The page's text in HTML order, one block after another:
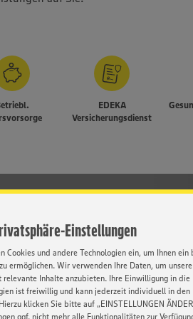
Einstellungen
Cookies und andere Technologien ein, um Ihnen
ermöglichen. Wir verwenden Ihre Daten, um
relevante Inhalte anzubieten. Ihre Einwilligung in die
ist freiwillig und kann jederzeit individuell in
klicken Sie bitte auf „EINSTELLUNGEN
ggf. nicht mehr alle Funktionalitäten zur
EDEKA
Versicherungsdienst
Link. Wir möchten Sie darauf
den von Google betriebenen Dienst
finden Sie in unseren